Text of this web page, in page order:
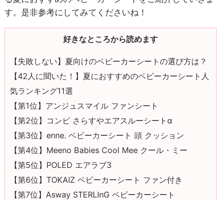
す。是非参考にしてみてくださいね！
好きなところから読めます
【失敗しない】夏向けのベビーカーシートの選び方は？
【42人に聞いた！】夏におすすめのベビーカーシート人
気ランキング11選
【第1位】アンジュスマイル ファンシート
【第2位】コンビ さらすやエアスルーシートα
【第3位】enne. ベビーカーシート 頭 クッション
【第4位】Meeno Babies Cool Mee クール・ミー
【第5位】POLED エアラブ3
【第6位】TOKAIZ ベビーカーシート ファン付き
【第7位】Asway STERLInG ベビーカーシート